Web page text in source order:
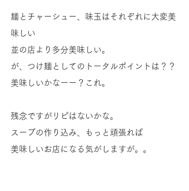
麺とチャーシュー、味玉はそれぞれに大変美
味しい
並の店より多分美味しい。
が、つけ麺としてのトータルポイントは？？
美味しいかなーー？これ。
残念ですがリピはないかな。
スープの作り込み、もっと頑張れば
美味しいお店になる気がしますが。。